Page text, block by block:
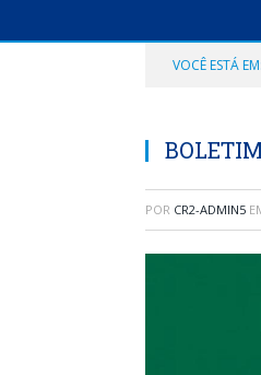
VOCÊ ESTÁ EM:
POR CR2-ADMIN5